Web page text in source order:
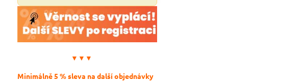
▼▼▼
Minimálně 5 % sleva na další objednávky